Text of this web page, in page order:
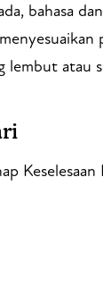
bahasa
lembut atau